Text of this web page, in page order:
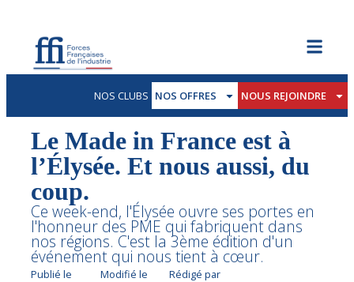
NOS CLUBS NOS OFFRES NOUS REJOINDRE
Le Made in France est à
l’Élysée. Et nous aussi, du
coup.
Ce week-end, l'Élysée ouvre ses portes en
l'honneur des PME qui fabriquent dans
nos régions. C'est la 3ème édition d'un
événement qui nous tient à cœur.
Publié le Modifié le Rédigé par